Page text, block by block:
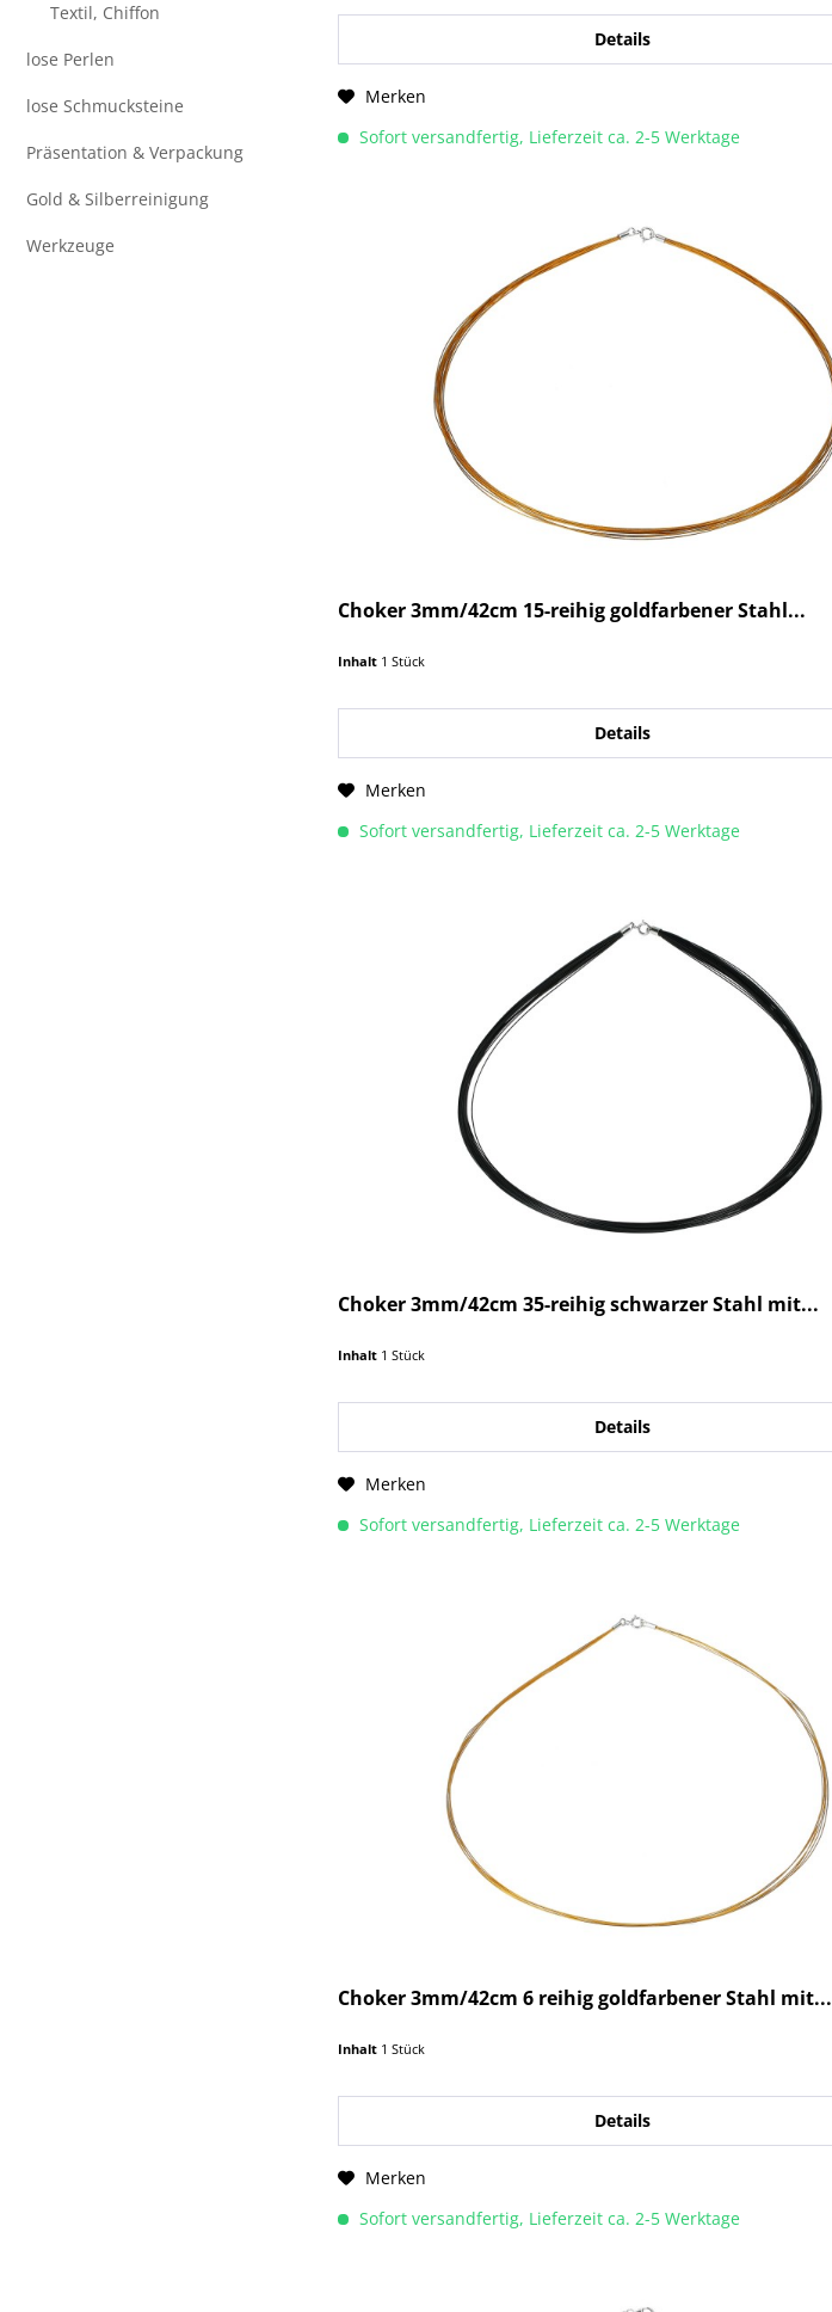
Textil, Chiffon
lose Perlen
lose Schmucksteine
Präsentation & Verpackung
Gold & Silberreinigung
Werkzeuge
Details
Merken
Sofort versandfertig, Lieferzeit ca. 2-5 Werktage
Choker 3mm/42cm 15-reihig goldfarbener Stahl...
Inhalt 1 Stück
Details
Merken
Sofort versandfertig, Lieferzeit ca. 2-5 Werktage
Choker 3mm/42cm 35-reihig schwarzer Stahl mit...
Inhalt 1 Stück
Details
Merken
Sofort versandfertig, Lieferzeit ca. 2-5 Werktage
Choker 3mm/42cm 6 reihig goldfarbener Stahl mit...
Inhalt 1 Stück
Details
Merken
Sofort versandfertig, Lieferzeit ca. 2-5 Werktage